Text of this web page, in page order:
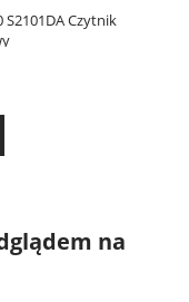
Czytnik
na